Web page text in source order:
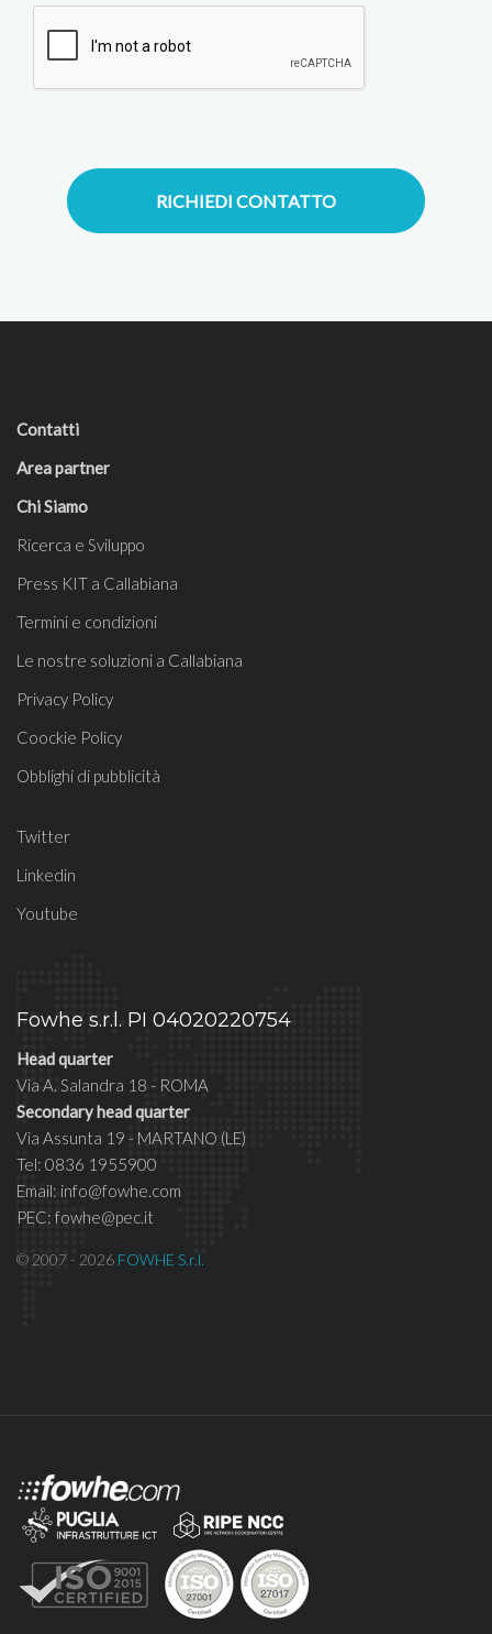
RICHIEDI CONTATTO
Contatti
Area partner
Chi Siamo
Ricerca e Sviluppo
Press KIT a Callabiana
Termini e condizioni
Le nostre soluzioni a Callabiana
Privacy Policy
Coockie Policy
Obblighi di pubblicità
Twitter
Linkedin
Youtube
Fowhe s.r.l. PI 04020220754
Head quarter
Via A. Salandra 18 - ROMA
Secondary head quarter
Via Assunta 19 - MARTANO (LE)
Tel: 0836 1955900
Email: info@fowhe.com
PEC: fowhe@pec.it
© 2007 - 2026 FOWHE S.r.l.